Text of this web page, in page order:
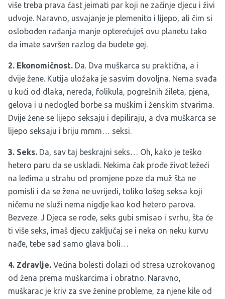
više treba prava čast jeimati par koji ne začinje djecu i živi
udvoje. Naravno, usvajanje je plemenito i lijepo, ali čim si
oslobođen rađanja manje opterećuješ ovu planetu tako
da imate savršen razlog da budete gej.
2. Ekonomičnost. Da. Dva muškarca su praktična, a i
dvije žene. Kutija uložaka je sasvim dovoljna. Nema svađa
u kući od dlaka, nereda, folikula, pogrešnih žileta, pjena,
gelova i u nedogled borbe sa muškim i ženskim stvarima.
Dvije žene se lijepo seksaju i depiliraju, a dva muškarca se
lijepo seksaju i briju mmm… seksi.
3. Seks. Da, sav taj beskrajni seks… Oh, kako je teško
hetero paru da se uskladi. Nekima čak prođe život ležeći
na leđima u strahu od promjene poze da muž šta ne
pomisli i da se žena ne uvrijedi, toliko lošeg seksa koji
ničemu ne služi nema nigdje kao kod hetero parova.
Bezveze. J Djeca se rode, seks gubi smisao i svrhu, šta će
ti više seks, imaš djecu zaključaj se i neka on neku kurvu
nađe, tebe sad samo glava boli…
4. Zdravlje. Većina bolesti dolazi od stresa uzrokovanog
od žena prema muškarcima i obratno. Naravno,
muškarac je kriv za sve ženine probleme, za njene kile od